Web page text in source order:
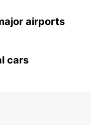
airports
cars